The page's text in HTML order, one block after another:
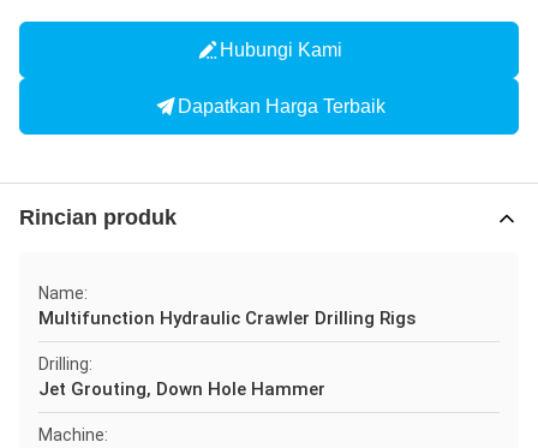
Hubungi Kami
Dapatkan Harga Terbaik
Rincian produk
Name:
Multifunction Hydraulic Crawler Drilling Rigs
Drilling:
Jet Grouting, Down Hole Hammer
Machine: